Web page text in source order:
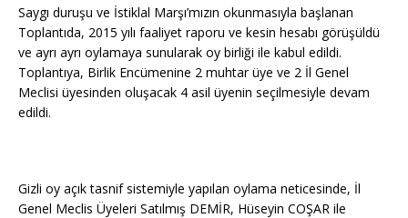
Saygı duruşu ve İstiklal Marşı’mızın okunmasıyla başlanan
Toplantıda, 2015 yılı faaliyet raporu ve kesin hesabı görüşüldü
ve ayrı ayrı oylamaya sunularak oy birliği ile kabul edildi.
Toplantıya, Birlik Encümenine 2 muhtar üye ve 2 İl Genel
Meclisi üyesinden oluşacak 4 asil üyenin seçilmesiyle devam
edildi.
Gizli oy açık tasnif sistemiyle yapılan oylama neticesinde, İl
Genel Meclis Üyeleri Satılmış DEMİR, Hüseyin COŞAR ile